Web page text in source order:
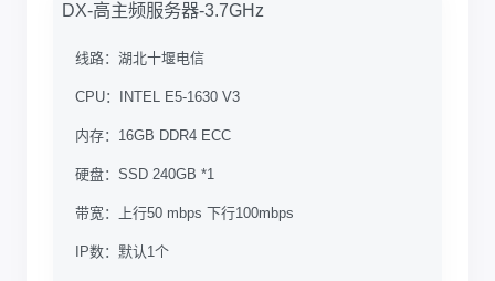
DX-高主频服务器-3.7GHz
线路： 湖北十堰电信
CPU： INTEL E5-1630 V3
内存： 16GB DDR4 ECC
硬盘： SSD 240GB *1
带宽： 上行50 mbps 下行100mbps
IP数： 默认1个